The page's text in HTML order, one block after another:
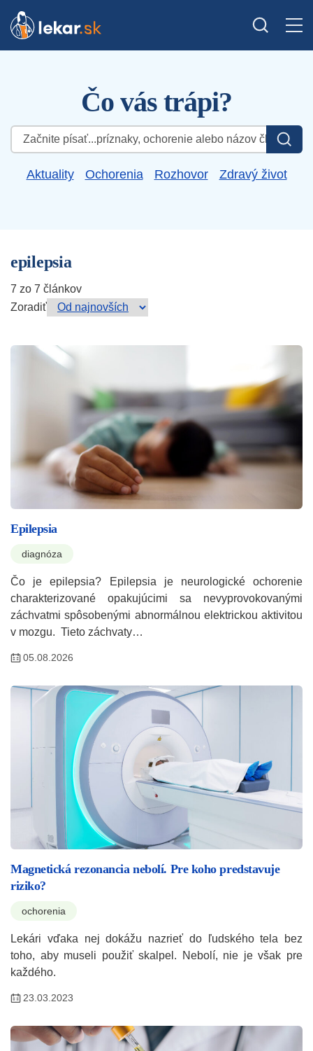
Čo vás trápi?
Hľadať:
Aktuality Ochorenia Rozhovor Zdravý život
epilepsia
7 zo 7 článkov
Zoradiť
Epilepsia
diagnóza
Čo je epilepsia? Epilepsia je neurologické ochorenie
charakterizované opakujúcimi sa nevyprovokovanými
záchvatmi spôsobenými abnormálnou elektrickou aktivitou
v mozgu. Tieto záchvaty…
05.08.2026
Magnetická rezonancia nebolí. Pre koho predstavuje
riziko?
ochorenia
Lekári vďaka nej dokážu nazrieť do ľudského tela bez
toho, aby museli použiť skalpel. Nebolí, nie je však pre
každého.
23.03.2023